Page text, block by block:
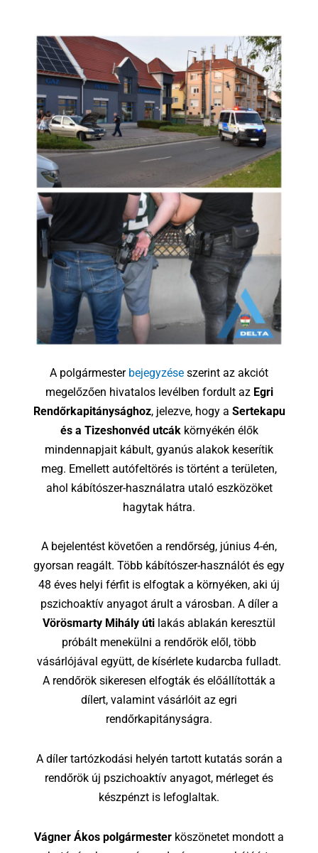
A polgármester bejegyzése szerint az akciót
megelőzően hivatalos levélben fordult az Egri
Rendőrkapitánysághoz, jelezve, hogy a Sertekapu
és a Tizeshonvéd utcákkörnyékén élők
mindennapjait kábult, gyanús alakok keserítik
meg. Emellett autófeltörés is történt a területen,
ahol kábítószer-használatra utaló eszközöket
hagytak hátra.
A bejelentést követően a rendőrség, június 4-én,
gyorsan reagált. Több kábítószer-használót és egy
48 éves helyi férfit is elfogtak a környéken, aki új
pszichoaktív anyagot árult a városban. A díler a
Vörösmarty Mihály úti lakás ablakán keresztül
próbált menekülni a rendőrök elől, több
vásárlójával együtt, de kísérlete kudarcba fulladt.
A rendőrök sikeresen elfogták és előállították a
dílert, valamint vásárlóit az egri
rendőrkapitányságra.
A díler tartózkodási helyén tartott kutatás során a
rendőrök új pszichoaktív anyagot, mérleget és
készpénzt is lefoglaltak.
Vágner Ákos polgármester köszönetet mondott a